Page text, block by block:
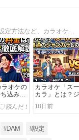
このサイトではカラオケに必要な機器や設定方法など、カラオケが大好きでおうちでもやりたいなと思ってる人への応援サイトであり、少しでもおうちカラオケ出来る方が増えて欲しいなという思いで立ち上げました。
ラオケの
込みは
カラオケ「ス
カラ」とは？
の違い・料金
18日前
#DAM #設定